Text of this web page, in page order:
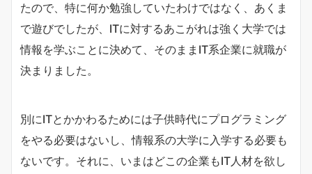
たので、特に何か勉強していたわけではなく、あくま
で遊びでしたが、ITに対するあこがれは強く大学では
情報を学ぶことに決めて、そのままIT系企業に就職が
決まりました。
別にITとかかわるためには子供時代にプログラミング
をやる必要はないし、情報系の大学に入学する必要も
ないです。それに、いまはどこの企業もIT人材を欲し